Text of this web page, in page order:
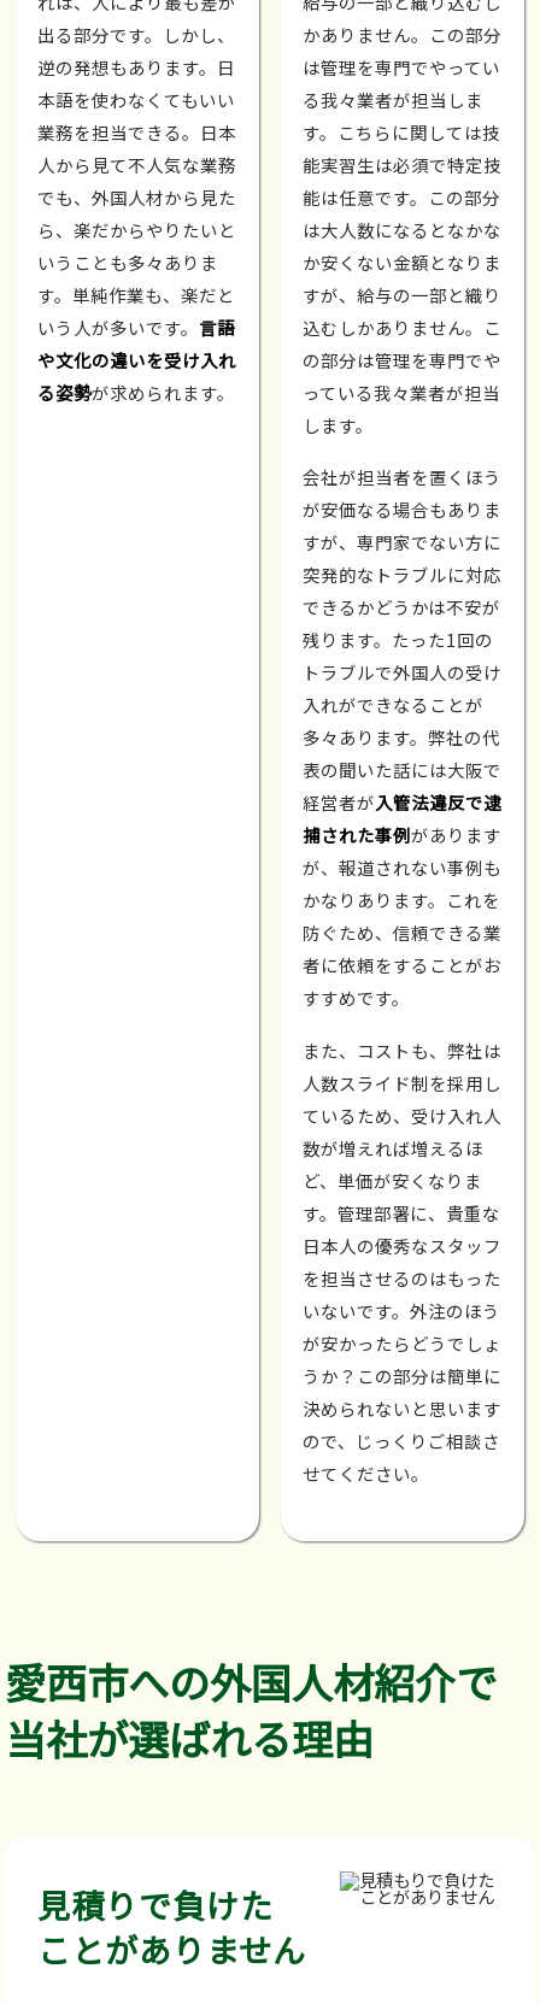
出る部分です。しかし、
逆の発想もあります。日
本語を使わなくてもいい
業務を担当できる。日本
人から見て不人気な業務
でも、外国人材から見た
ら、楽だからやりたいと
いうことも多々ありま
す。単純作業も、楽だと
いう人が多いです。 言語
や文化の違いを受け入れ
る姿勢が求められます。
かありません。この部分
は管理を専門でやってい
る我々業者が担当しま
す。こちらに関しては技
能実習生は必須で特定技
能は任意です。この部分
は大人数になるとなかな
か安くない金額となりま
すが、給与の一部と織り
込むしかありません。こ
の部分は管理を専門でや
っている我々業者が担当
します。
会社が担当者を置くほう
が安価なる場合もありま
すが、専門家でない方に
突発的なトラブルに対応
できるかどうかは不安が
残ります。たった1回の
トラブルで外国人の受け
入れができなることが
多々あります。弊社の代
表の聞いた話には大阪で
経営者が入管法違反で逮
捕された事例があります
が、報道されない事例も
かなりあります。これを
防ぐため、信頼できる業
者に依頼をすることがお
すすめです。
また、コストも、弊社は
人数スライド制を採用し
ているため、受け入れ人
数が増えれば増えるほ
ど、単価が安くなりま
す。管理部署に、貴重な
日本人の優秀なスタッフ
を担当させるのはもった
いないです。外注のほう
が安かったらどうでしょ
うか？この部分は簡単に
決められないと思います
ので、じっくりご相談さ
せてください。
愛西市への外国人材紹介で
当社が選ばれる理由
見積りで負けた
ことがありません